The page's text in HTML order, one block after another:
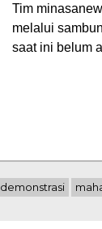
Tim
melalui
saat ini belum
demonstrasi